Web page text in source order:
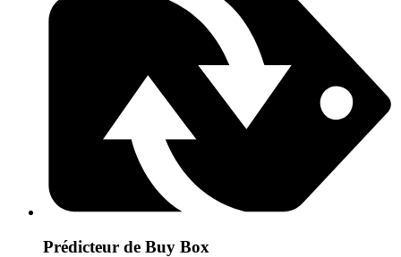
Prédicteur de Buy Box